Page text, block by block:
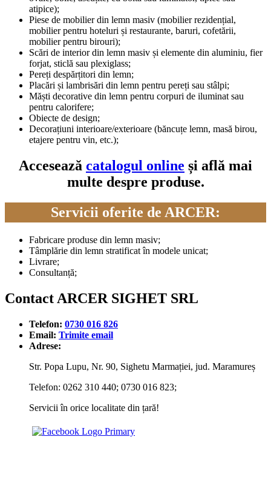
atipice);
Piese de mobilier din lemn masiv (mobilier rezidențial,
mobilier pentru hoteluri și restaurante, baruri, cofetării,
mobilier pentru birouri);
Scări de interior din lemn masiv și elemente din aluminiu, fier
forjat, sticlă sau plexiglass;
Pereți despărțitori din lemn;
Placări și lambrisări din lemn pentru pereți sau stâlpi;
Măști decorative din lemn pentru corpuri de iluminat sau
pentru calorifere;
Obiecte de design;
Decorațiuni interioare/exterioare (băncuțe lemn, masă birou,
etajere pentru vin, etc.);
Accesează catalogul online și află mai
multe despre produse.
Servicii oferite de ARCER:
Fabricare produse din lemn masiv;
Tâmplărie din lemn stratificat în modele unicat;
Livrare;
Consultanță;
Contact ARCER SIGHET SRL
Telefon: 0730 016 826
Email: Trimite email
Adrese:
Str. Popa Lupu, Nr. 90, Sighetu Marmației, jud. Maramureș
Telefon: 0262 310 440; 0730 016 823;
Servicii în orice localitate din țară!